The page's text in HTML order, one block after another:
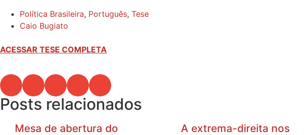
Política Brasileira, Português, Tese
Caio Bugiato
ACESSAR TESE COMPLETA
Posts relacionados
Mesa de abertura do
A extrema-direita nos